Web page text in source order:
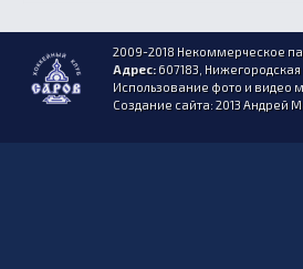
2009-2018 Некоммерческое
Адрес:607183, Нижегородская
Использование фото и видео
Создание сайта: 2013 Андрей